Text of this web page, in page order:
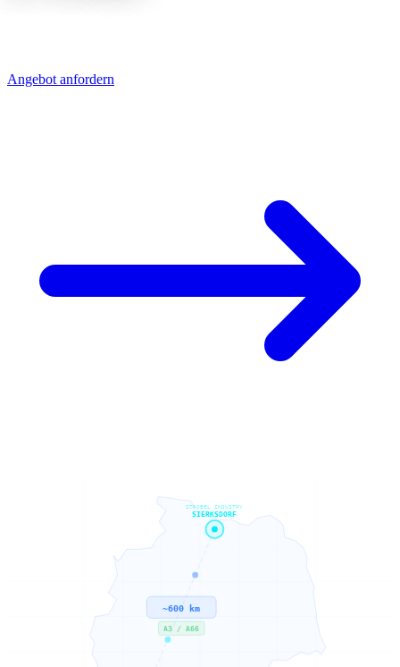
Angebot anfordern
SIERKSDORF
STROBEL INDUSTRY
~600 km
A3 / A66